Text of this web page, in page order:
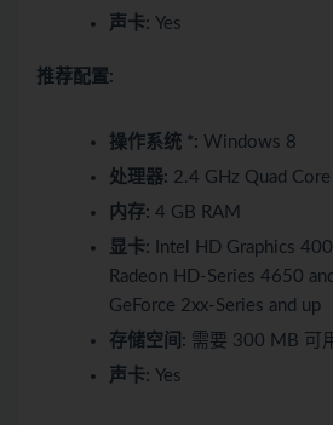
声卡: Yes
推荐配置:
操作系统 *: Windows 8
处理器: 2.4 GHz Quad
内存: 4 GB RAM
显卡: Intel HD Graphics
Radeon HD-Series 4650
GeForce 2xx-Series and up
存储空间: 需要 300 MB 可
声卡: Yes